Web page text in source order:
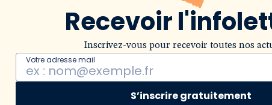
Recevoir
Inscrivez-vous pour recevoir toutes nos
Votre adresse mail
S’inscrire gratuitement